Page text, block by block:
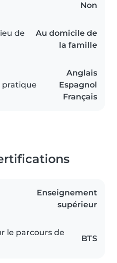
Non
de
Au domicile de
la famille
pratique
Anglais
Espagnol
Français
Enseignement
supérieur
le parcours de
BTS